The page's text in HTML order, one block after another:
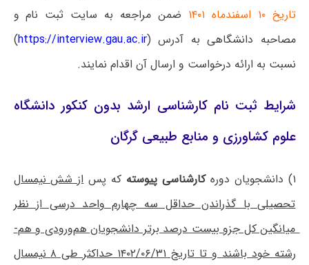
تاریخ ۱۰ اسفند­ماه ۱۴۰۱
ضمن مراجعه به سایت ثبت نام و
مصاحبه دانشگاهی به آدرس (https://interview.gau.ac.ir
)
نسبت به ارائه درخواست و ارسال آن اقدام نمایند.
شرایط ثبت نام کارشناسی ارشد بدون کنکور دانشگاه
علوم کشاورزی و منابع طبیعی گرگان
۱) دانشجویان دوره کارشناسی پیوسته که پساز شش نیمسال
تحصیلی با گذراندن حداقل سه چهارم واحد درسی از نظر
میانگین کل جزو بیست درصد برتر دانشجویان هم‌­ورودی و هم‌­
رشته خود باشند و تا تاریخ ۱۴۰۲/۰۶/۳۱ حداکثر طی ۸ نیمسال